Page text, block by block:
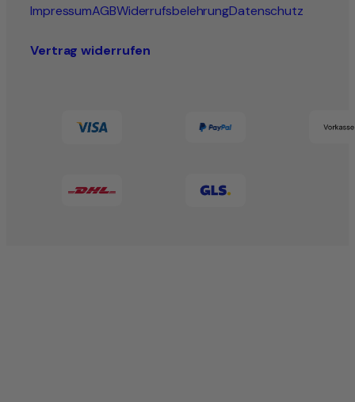
ImpressumAGBWiderrufsbelehrungDatenschutz
Vertrag widerrufen